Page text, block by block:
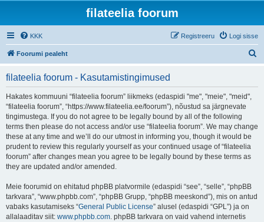
filateelia foorum
KKK Logi sisse
Registreeru
Foorumi pealeht
filateelia foorum - Kasutamistingimused
Hakates kommuuni “filateelia foorum” liikmeks (edaspidi "me", "meie", "meid",
“filateelia foorum”, “https://www.filateelia.ee/foorum”), nõustud sa järgnevate
tingimustega. If you do not agree to be legally bound by all of the following
terms then please do not access and/or use “filateelia foorum”. We may change
these at any time and we’ll do our utmost in informing you, though it would be
prudent to review this regularly yourself as your continued usage of “filateelia
foorum” after changes mean you agree to be legally bound by these terms as
they are updated and/or amended.
Meie foorumid on ehitatud phpBB platvormile (edaspidi “see”, “selle”, “phpBB
tarkvara”, “www.phpbb.com”, “phpBB Grupp, “phpBB meeskond”), mis on antud
vabaks kasutamiseks “General Public License” alusel (edaspidi “GPL”) ja on
allalaaditav siit: www.phpbb.com. phpBB tarkvara on vaid vahend internetis